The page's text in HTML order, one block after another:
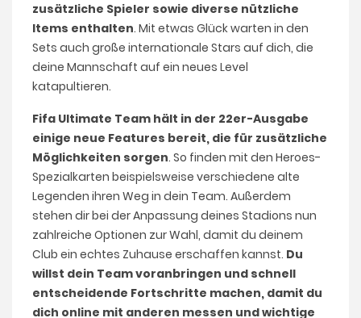
zusätzliche Spieler sowie diverse nützliche
Items enthalten. Mit etwas Glück warten in den
Sets auch große internationale Stars auf dich, die
deine Mannschaft auf ein neues Level
katapultieren.
Fifa Ultimate Team hält in der 22er-Ausgabe
einige neue Features bereit, die für zusätzliche
Möglichkeiten sorgen. So finden mit den Heroes-
Spezialkarten beispielsweise verschiedene alte
Legenden ihren Weg in dein Team. Außerdem
stehen dir bei der Anpassung deines Stadions nun
zahlreiche Optionen zur Wahl, damit du deinem
Club ein echtes Zuhause erschaffen kannst. Du
willst dein Team voranbringen und schnell
entscheidende Fortschritte machen, damit du
dich online mit anderen messen und wichtige